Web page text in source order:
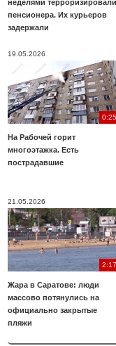
неделями терроризировали
пенсионера. Их курьеров
задержали
19.05.2026
0:25
На Рабочей горит
многоэтажка. Есть
пострадавшие
21.05.2026
2:17
Жара в Саратове: люди
массово потянулись на
официально закрытые
пляжи